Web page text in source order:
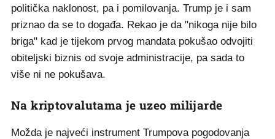
politička naklonost, pa i pomilovanja. Trump je i sam
priznao da se to događa. Rekao je da "nikoga nije bilo
briga" kad je tijekom prvog mandata pokušao odvojiti
obiteljski biznis od svoje administracije, pa sada to
više ni ne pokušava.
Na kriptovalutama je uzeo milijarde
Možda je najveći instrument Trumpova pogodovanja